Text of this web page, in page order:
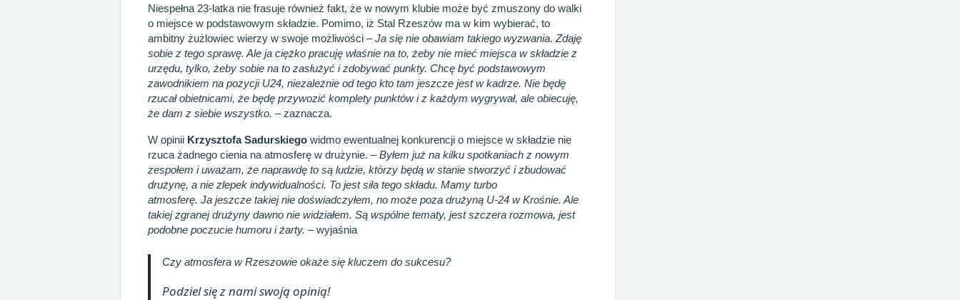
Niespełna 23-latka nie frasuje również fakt, że w nowym klubie może być zmuszony do walki
o miejsce w podstawowym składzie. Pomimo, iż Stal Rzeszów ma w kim wybierać, to
ambitny żużlowiec wierzy w swoje możliwości –Ja się nie obawiam takiego wyzwania. Zdaję
sobie z tego sprawę. Ale ja ciężko pracuję właśnie na to, żeby nie mieć miejsca w składzie z
urzędu, tylko, żeby sobie na to zasłużyć i zdobywać punkty. Chcę być podstawowym
zawodnikiem na pozycji U24, niezależnie od tego kto tam jeszcze jest w kadrze. Nie będę
rzucał obietnicami, że będę przywozić komplety punktów i z każdym wygrywał, ale obiecuję,
że dam z siebie wszystko. – zaznacza.
W opinii Krzysztofa Sadurskiego widmo ewentualnej konkurencji o miejsce w składzie nie
rzuca żadnego cienia na atmosferę w drużynie. –Byłem już na kilku spotkaniach z nowym
zespołem i uważam, że naprawdę to są ludzie, którzy będą w stanie stworzyć i zbudować
drużynę, a nie zlepek indywidualności. To jest siła tego składu. Mamy turbo
atmosferę. Ja jeszcze takiej nie doświadczyłem, no może poza drużyną U-24 w Krośnie. Ale
takiej zgranej drużyny dawno nie widziałem. Są wspólne tematy, jest szczera rozmowa, jest
podobne poczucie humoru i żarty. – wyjaśnia
Czy atmosfera w Rzeszowie okaże się kluczem do sukcesu?
Podziel się z nami swoją opinią!